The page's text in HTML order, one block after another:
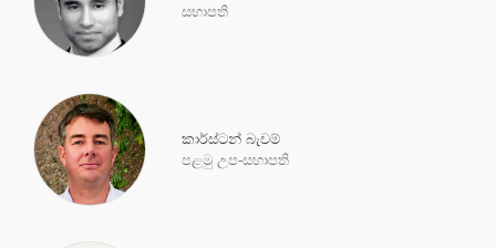
සභාපති
කාර්ස්ටන් බැචම්
පළමු උප-සභාපති